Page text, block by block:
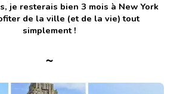
je resterais bien 3 mois à New York
de la ville (et de la vie) tout
simplement !
~